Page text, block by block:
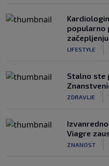
popularno
LIFESTYLE
Stalno ste
ZDRAVLJE
Viagre
ZNANOST